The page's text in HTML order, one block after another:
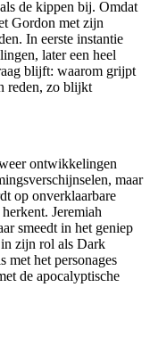
de kippen bij. Omdat
Gordon met zijn
In eerste instantie
later een heel
blijft: waarom grijpt
reden, zo blijkt
ontwikkelingen
maar
op onverklaarbare
Jeremiah
smeedt in het geniep
zijn rol als Dark
met het personages
de apocalyptische